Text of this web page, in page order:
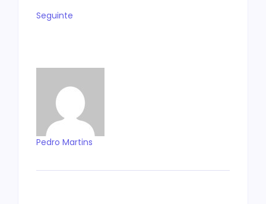
Seguinte
Pedro Martins